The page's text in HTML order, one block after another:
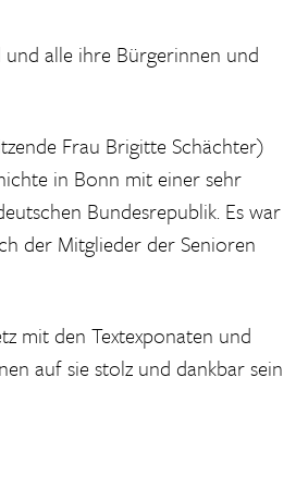
alle ihre Bürgerinnen und
Frau Brigitte Schächter)
in Bonn mit einer sehr
Bundesrepublik. Es war
der Mitglieder der Senioren
mit den Textexponaten und
auf sie stolz und dankbar sein